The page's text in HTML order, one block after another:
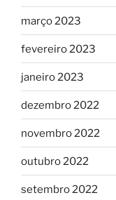
março 2023
fevereiro 2023
janeiro 2023
dezembro 2022
novembro 2022
outubro 2022
setembro 2022